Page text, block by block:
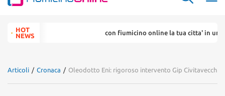
Search
for:HOT
NEWS
con fiumicino online la tua citta' in un ... click
Articoli / Cronaca / Oleodotto Eni: rigoroso intervento Gip Civitavecchia